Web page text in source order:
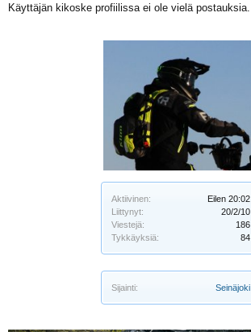
Aktiivinen:
Eilen 20:02
Liittynyt:
20/2/10
Viestejä:
186
Tykkäyksiä:
84
Sijainti: Seinäjoki
Käyttäjän kikoske profiilissa ei ole vielä postauksia.